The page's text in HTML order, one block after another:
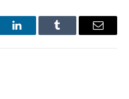
LinkedInTumblr Email